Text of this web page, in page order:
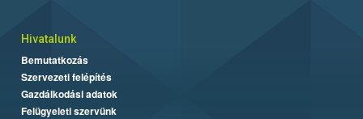
Hivatalunk
Bemutatkozás
Szervezeti felépítés
Gazdálkodási adatok
Felügyeleti szervünk